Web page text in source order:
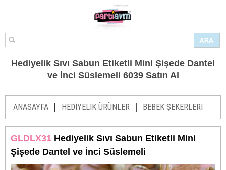
Hediyelik Sıvı Sabun Etiketli Mini Şişede Dantel
ve İnci Süslemeli 6039 Satın Al
ANASAYFA | HEDİYELİK ÜRÜNLER | BEBEK ŞEKERLERİ
GLDLX31 Hediyelik Sıvı Sabun Etiketli Mini
Şişede Dantel ve İnci Süslemeli